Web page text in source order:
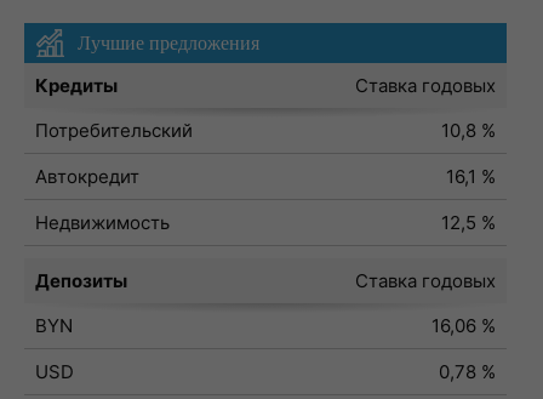
Лучшие предложения
Кредиты
Ставка годовых
Потребительский
10,8 %
Автокредит
16,1 %
Недвижимость
12,5 %
Депозиты
Ставка годовых
BYN
16,06 %
USD
0,78 %